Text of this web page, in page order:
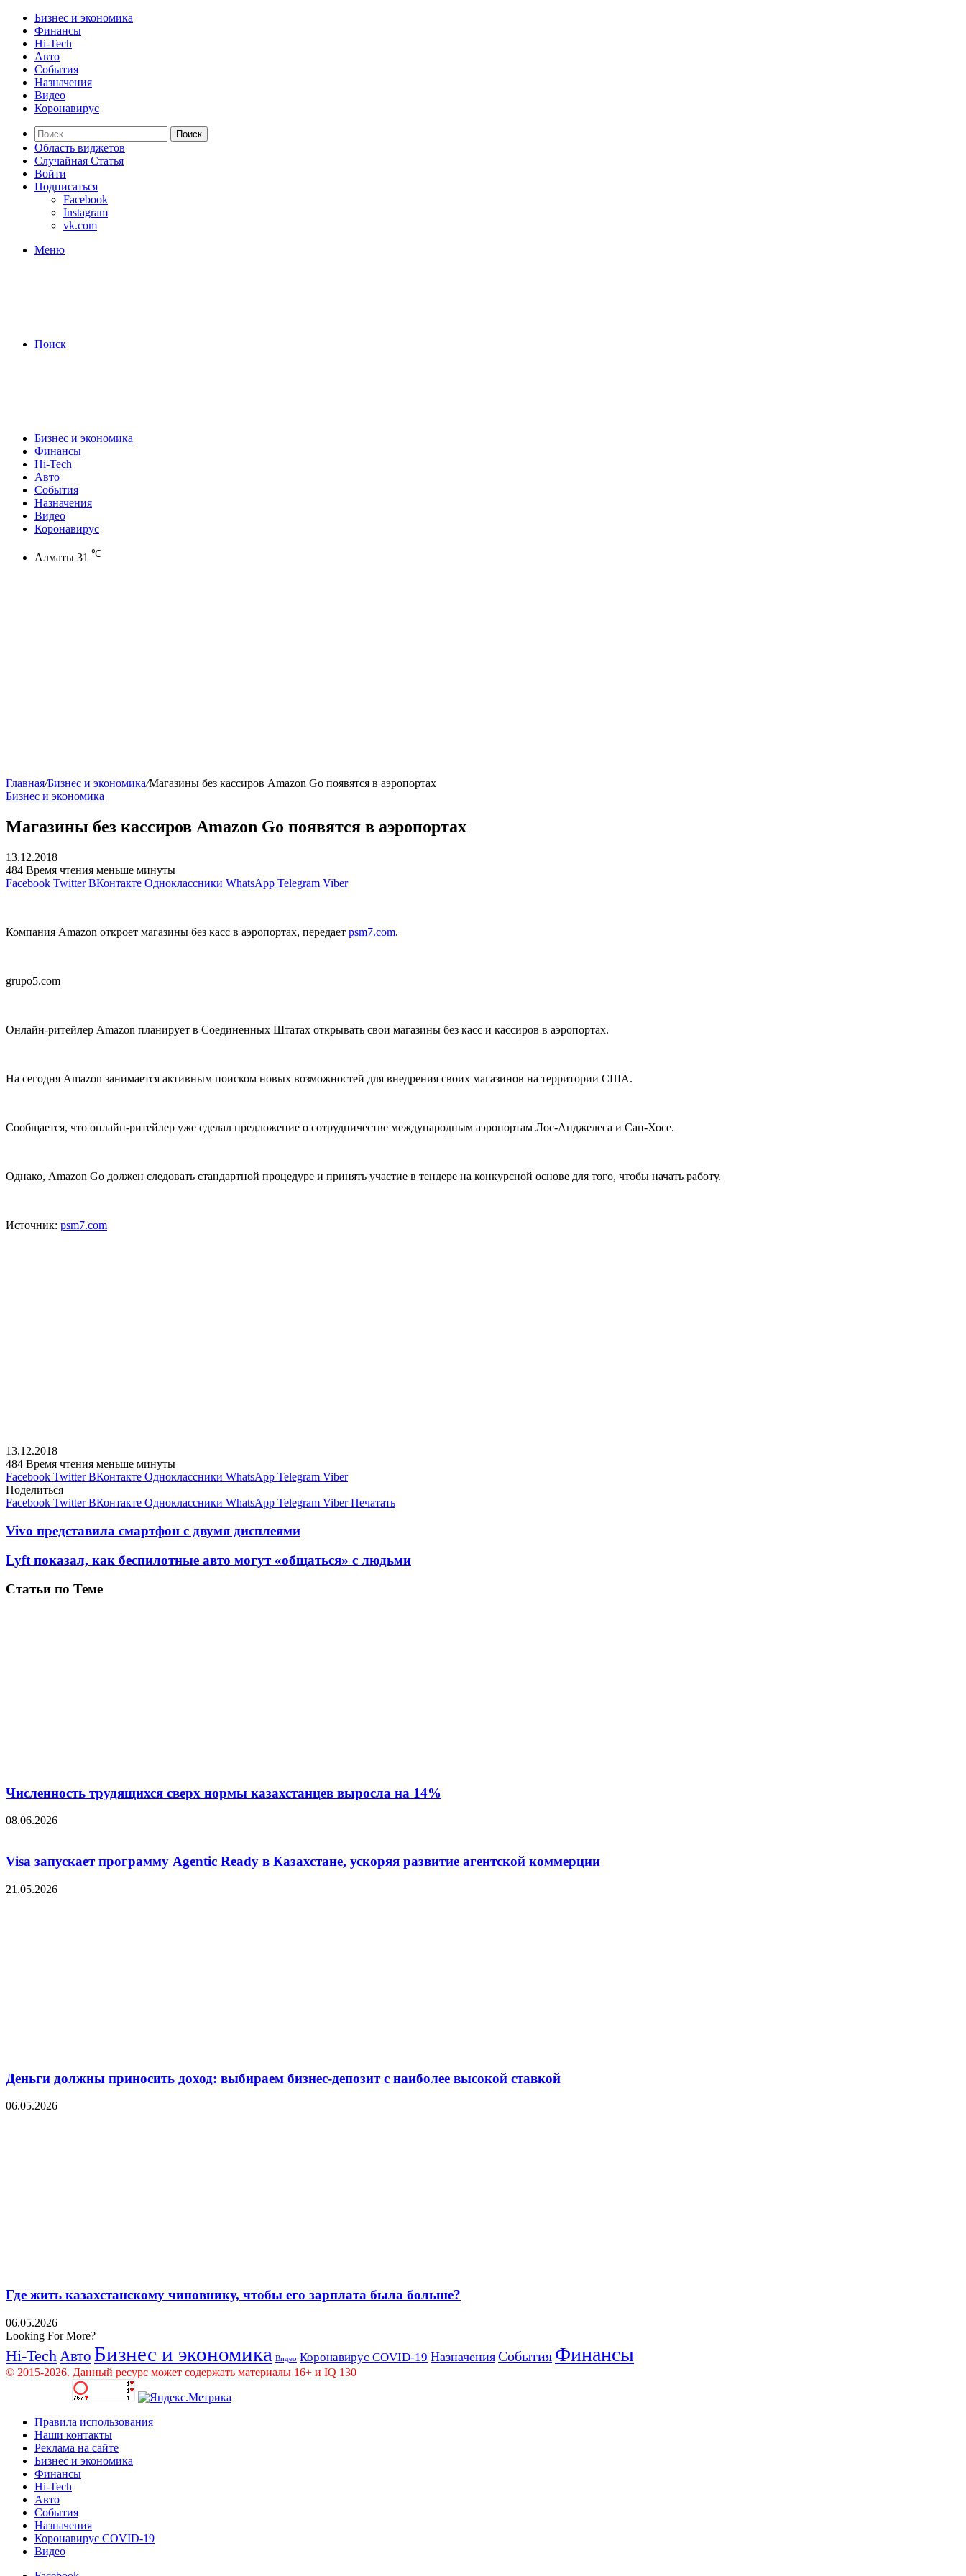
Бизнес и экономика
Финансы
Hi-Tech
Авто
События
Назначения
Видео
Коронавирус
Поиск
Область виджетов
Случайная Статья
Войти
Подписаться
Facebook
Instagram
vk.com
Меню
Поиск
Бизнес и экономика
Финансы
Hi-Tech
Авто
События
Назначения
Видео
Коронавирус
Алматы 31 ℃
Главная/Бизнес и экономика/Магазины без кассиров Amazon Go появятся в аэропортах
Бизнес и экономика
Магазины без кассиров Amazon Go появятся в аэропортах
13.12.2018
484 Время чтения меньше минуты
Facebook Twitter ВКонтакте Одноклассники WhatsApp Telegram Viber
Компания Amazon откроет магазины без касс в аэропортах, передает psm7.com.
grupo5.com
Онлайн-ритейлер Amazon планирует в Соединенных Штатах открывать свои магазины без касс и кассиров в аэропортах.
На сегодня Amazon занимается активным поиском новых возможностей для внедрения своих магазинов на территории США.
Сообщается, что онлайн-ритейлер уже сделал предложение о сотрудничестве международным аэропортам Лос-Анджелеса и Сан-Хосе.
Однако, Amazon Go должен следовать стандартной процедуре и принять участие в тендере на конкурсной основе для того, чтобы начать работу.
Источник: psm7.com
13.12.2018
484 Время чтения меньше минуты
Facebook Twitter ВКонтакте Одноклассники WhatsApp Telegram Viber
Поделиться
Facebook Twitter ВКонтакте Одноклассники WhatsApp Telegram Viber Печатать
Vivo представила смартфон с двумя дисплеями
Lyft показал, как беспилотные авто могут «общаться» с людьми
Статьи по Теме
Численность трудящихся сверх нормы казахстанцев выросла на 14%
08.06.2026
Visa запускает программу Agentic Ready в Казахстане, ускоряя развитие агентской коммерции
21.05.2026
Деньги должны приносить доход: выбираем бизнес-депозит с наиболее высокой ставкой
06.05.2026
Где жить казахстанскому чиновнику, чтобы его зарплата была больше?
06.05.2026
Looking For More?
Hi-Tech Авто Бизнес и экономика Видео Коронавирус COVID-19 Назначения События Финансы
© 2015-2026. Данный ресурс может содержать материалы 16+ и IQ 130
Правила использования
Наши контакты
Реклама на сайте
Бизнес и экономика
Финансы
Hi-Tech
Авто
События
Назначения
Коронавирус COVID-19
Видео